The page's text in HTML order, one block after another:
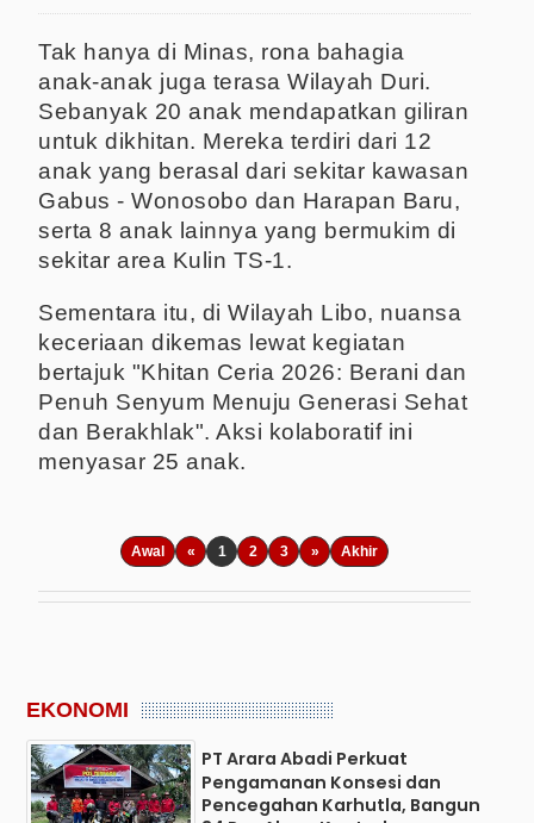
Tak hanya di Minas, rona bahagia
anak-anak juga terasa Wilayah Duri.
Sebanyak 20 anak mendapatkan giliran
untuk dikhitan. Mereka terdiri dari 12
anak yang berasal dari sekitar kawasan
Gabus - Wonosobo dan Harapan Baru,
serta 8 anak lainnya yang bermukim di
sekitar area Kulin TS-1.
Sementara itu, di Wilayah Libo, nuansa
keceriaan dikemas lewat kegiatan
bertajuk "Khitan Ceria 2026: Berani dan
Penuh Senyum Menuju Generasi Sehat
dan Berakhlak". Aksi kolaboratif ini
menyasar 25 anak.
Awal « 1 2 3 » Akhir
EKONOMI
PT Arara Abadi Perkuat
Pengamanan Konsesi dan
Pencegahan Karhutla, Bangun